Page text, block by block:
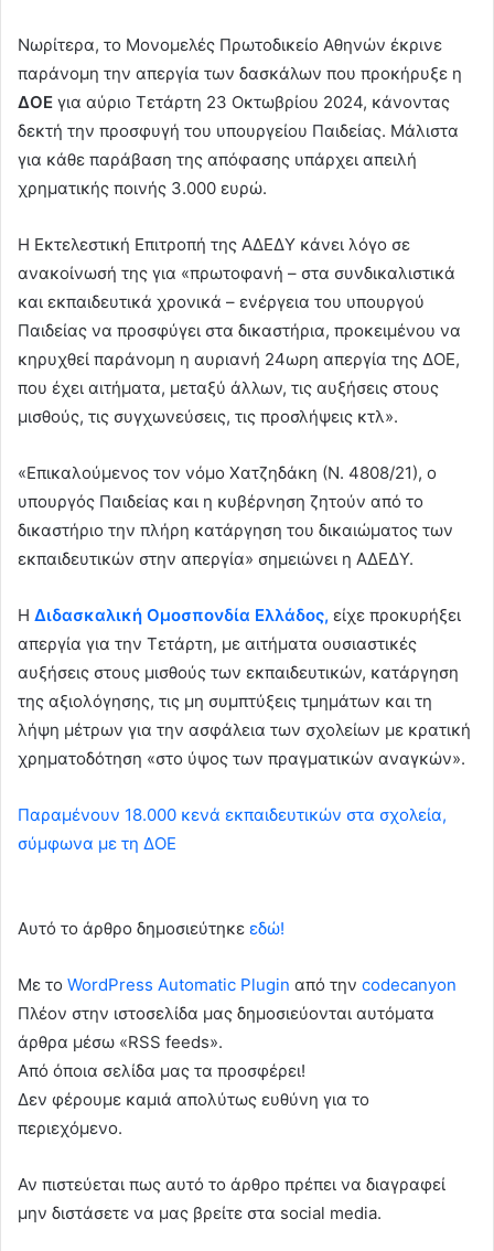
Νωρίτερα, το Μονομελές Πρωτοδικείο Αθηνών έκρινε
παράνομη την απεργία των δασκάλων που προκήρυξε η
ΔΟΕ για αύριο Τετάρτη 23 Οκτωβρίου 2024, κάνοντας
δεκτή την προσφυγή του υπουργείου Παιδείας. Μάλιστα
για κάθε παράβαση της απόφασης υπάρχει απειλή
χρηματικής ποινής 3.000 ευρώ.
Η Εκτελεστική Επιτροπή της ΑΔΕΔΥ κάνει λόγο σε
ανακοίνωσή της για «πρωτοφανή – στα συνδικαλιστικά
και εκπαιδευτικά χρονικά – ενέργεια του υπουργού
Παιδείας να προσφύγει στα δικαστήρια, προκειμένου να
κηρυχθεί παράνομη η αυριανή 24ωρη απεργία της ΔΟΕ,
που έχει αιτήματα, μεταξύ άλλων, τις αυξήσεις στους
μισθούς, τις συγχωνεύσεις, τις προσλήψεις κτλ».
«Επικαλούμενος τον νόμο Χατζηδάκη (Ν. 4808/21), ο
υπουργός Παιδείας και η κυβέρνηση ζητούν από το
δικαστήριο την πλήρη κατάργηση του δικαιώματος των
εκπαιδευτικών στην απεργία» σημειώνει η ΑΔΕΔΥ.
Η Διδασκαλική Ομοσπονδία Ελλάδος, είχε προκυρήξει
απεργία για την Τετάρτη, με αιτήματα ουσιαστικές
αυξήσεις στους μισθούς των εκπαιδευτικών, κατάργηση
της αξιολόγησης, τις μη συμπτύξεις τμημάτων και τη
λήψη μέτρων για την ασφάλεια των σχολείων με κρατική
χρηματοδότηση «στο ύψος των πραγματικών αναγκών».
Παραμένουν 18.000 κενά εκπαιδευτικών στα σχολεία,
σύμφωνα με τη ΔΟΕ
Αυτό το άρθρο δημοσιεύτηκε εδώ!
Με το WordPress Automatic Plugin από την codecanyon
Πλέον στην ιστοσελίδα μας δημοσιεύονται αυτόματα
άρθρα μέσω «RSS feeds».
Από όποια σελίδα μας τα προσφέρει!
Δεν φέρουμε καμιά απολύτως ευθύνη για το
περιεχόμενο.
Αν πιστεύεται πως αυτό το άρθρο πρέπει να διαγραφεί
μην διστάσετε να μας βρείτε στα social media.